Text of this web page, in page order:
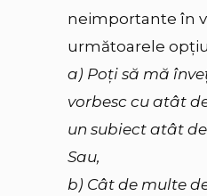
neimportante în
următoarele
a) Poți să mă
vorbesc cu atât
un subiect atât
Sau,
b) Cât de multe